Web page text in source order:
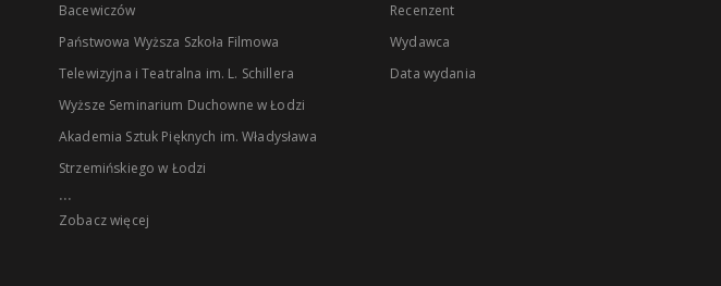
Bacewiczów
Państwowa Wyższa Szkoła Filmowa
Telewizyjna i Teatralna im. L. Schillera
Wyższe Seminarium Duchowne w Łodzi
Akademia Sztuk Pięknych im. Władysława
Strzemińskiego w Łodzi
...
Zobacz więcej
Recenzent
Wydawca
Data wydania